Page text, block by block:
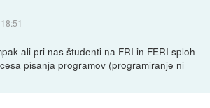
ali pri nas študenti na FRI in FERI sploh
pisanja programov (programiranje ni